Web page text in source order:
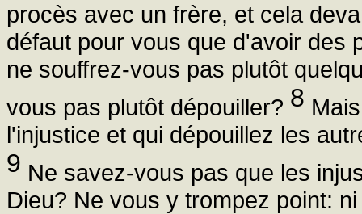
procès avec un frère, et cela
défaut pour vous que d'avoir des
ne souffrez-vous pas plutôt
vous pas plutôt dépouiller? 8
l'injustice et qui dépouillez les
9 Ne savez-vous pas que les
Dieu? Ne vous y trompez point: